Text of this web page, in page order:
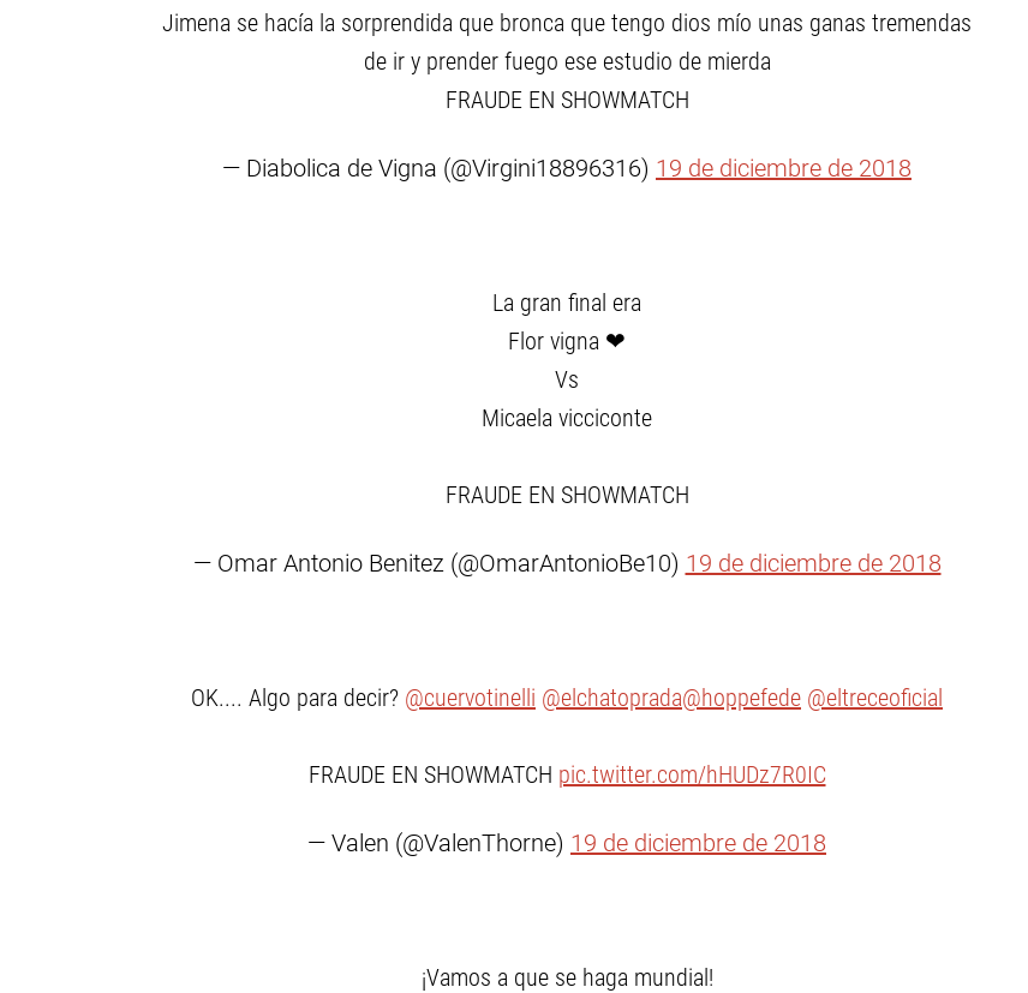
Jimena se hacía la sorprendida que bronca que tengo dios mío unas ganas tremendas
de ir y prender fuego ese estudio de mierda
FRAUDE EN SHOWMATCH
— Diabolica de Vigna (@Virgini18896316) 19 de diciembre de 2018
La gran final era
Flor vigna ❤
Vs
Micaela vicciconte
FRAUDE EN SHOWMATCH
— Omar Antonio Benitez (@OmarAntonioBe10) 19 de diciembre de 2018
OK.... Algo para decir? @cuervotinelli @elchatoprada@hoppefede @eltreceoficial
FRAUDE EN SHOWMATCH pic.twitter.com/hHUDz7R0IC
— Valen (@ValenThorne) 19 de diciembre de 2018
¡Vamos a que se haga mundial!